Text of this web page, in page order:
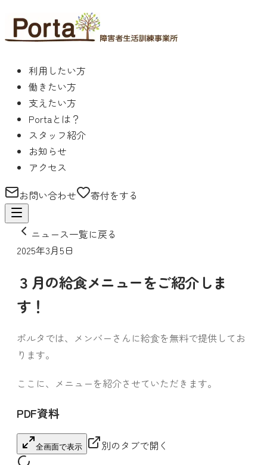
利用したい方
働きたい方
支えたい方
Portaとは？
スタッフ紹介
お知らせ
アクセス
お問い合わせ
寄付をする
ニュース一覧に戻る
2025年3月5日
３月の給食メニューをご紹介しま
す！
ポルタでは、メンバーさんに給食を無料で提供してお
ります。
ここに、メニューを紹介させていただきます。
PDF資料
全画面で表示 別のタブで開く